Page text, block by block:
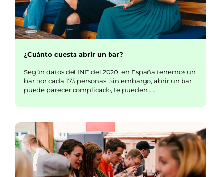
¿Cuánto cuesta abrir un bar?
Según datos del INE del 2020, en España tenemos un
bar por cada 175 personas. Sin embargo, abrir un bar
puede parecer complicado, te pueden……